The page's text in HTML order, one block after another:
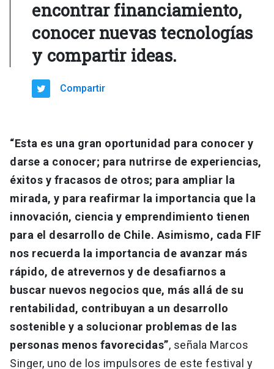
encontrar financiamiento,
conocer nuevas tecnologías
y compartir ideas.
Compartir
“Esta es una gran oportunidad para conocer y
darse a conocer; para nutrirse de experiencias,
éxitos y fracasos de otros; para ampliar la
mirada, y para reafirmar la importancia que la
innovación, ciencia y emprendimiento tienen
para el desarrollo de Chile. Asimismo, cada FIF
nos recuerda la importancia de avanzar más
rápido, de atrevernos y de desafiarnos a
buscar nuevos negocios que, más allá de su
rentabilidad, contribuyan a un desarrollo
sostenible y a solucionar problemas de las
personas menos favorecidas”, señala Marcos
Singer, uno de los impulsores de este festival y